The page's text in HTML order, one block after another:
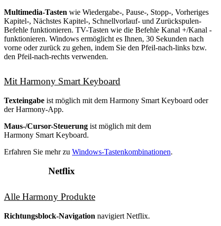
Multimedia-Tasten wie Wiedergabe-, Pause-, Stopp-, Vorheriges
Kapitel-, Nächstes Kapitel-, Schnellvorlauf- und Zurückspulen-
Befehle funktionieren. TV-Tasten wie die Befehle Kanal +/Kanal -
funktionieren. Windows ermöglicht es Ihnen, 30 Sekunden nach
vorne oder zurück zu gehen, indem Sie den Pfeil-nach-links bzw.
den Pfeil-nach-rechts verwenden.
Mit Harmony Smart Keyboard
Texteingabe ist möglich mit dem Harmony Smart Keyboard oder
der Harmony-App.
Maus-/Cursor-Steuerung ist möglich mit dem
Harmony Smart Keyboard.
Erfahren Sie mehr zu Windows-Tastenkombinationen.
Netflix
Alle Harmony Produkte
Richtungsblock-Navigation navigiert Netflix.